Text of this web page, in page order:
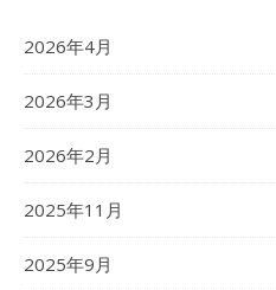
2026年4月
2026年3月
2026年2月
2025年11月
2025年9月